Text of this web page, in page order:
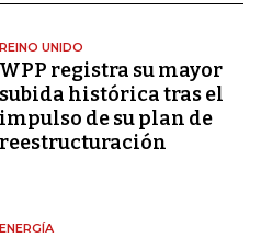
REINO UNIDO
WPP registra su mayor
subida histórica tras el
impulso de su plan de
reestructuración
ENERGÍA